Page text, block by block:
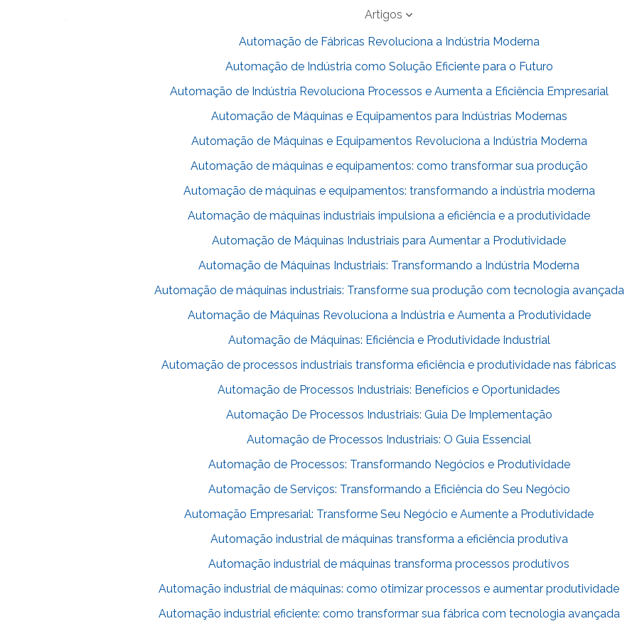
Artigos
Automação de Fábricas Revoluciona a Indústria Moderna
Automação de Indústria como Solução Eficiente para o Futuro
Automação de Indústria Revoluciona Processos e Aumenta a Eficiência Empresarial
Automação de Máquinas e Equipamentos para Indústrias Modernas
Automação de Máquinas e Equipamentos Revoluciona a Indústria Moderna
Automação de máquinas e equipamentos: como transformar sua produção
Automação de máquinas e equipamentos: transformando a indústria moderna
Automação de máquinas industriais impulsiona a eficiência e a produtividade
Automação de Máquinas Industriais para Aumentar a Produtividade
Automação de Máquinas Industriais: Transformando a Indústria Moderna
Automação de máquinas industriais: Transforme sua produção com tecnologia avançada
Automação de Máquinas Revoluciona a Indústria e Aumenta a Produtividade
Automação de Máquinas: Eficiência e Produtividade Industrial
Automação de processos industriais transforma eficiência e produtividade nas fábricas
Automação de Processos Industriais: Benefícios e Oportunidades
Automação De Processos Industriais: Guia De Implementação
Automação de Processos Industriais: O Guia Essencial
Automação de Processos: Transformando Negócios e Produtividade
Automação de Serviços: Transformando a Eficiência do Seu Negócio
Automação Empresarial: Transforme Seu Negócio e Aumente a Produtividade
Automação industrial de máquinas transforma a eficiência produtiva
Automação industrial de máquinas transforma processos produtivos
Automação industrial de máquinas: como otimizar processos e aumentar produtividade
Automação industrial eficiente: como transformar sua fábrica com tecnologia avançada